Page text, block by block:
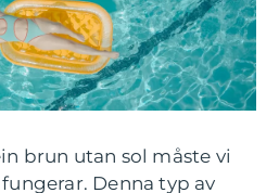
brun utan sol måste vi
Denna typ av